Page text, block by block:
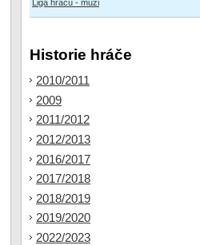
Liga hráčů - muži
Historie hráče
2010/2011
2009
2011/2012
2012/2013
2016/2017
2017/2018
2018/2019
2019/2020
2022/2023